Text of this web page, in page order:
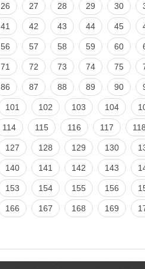
26 27 28 29 30
41 42 43 44 45
56 57 58 59 60
71 72 73 74 75
86 87 88 89 90
101 102 103 104
114 115 116 117 118
127 128 129 130
140 141 142 143
153 154 155 156
166 167 168 169